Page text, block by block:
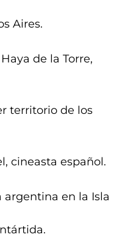
Aires.
de la Torre,
territorio de los
cineasta español.
argentina en la Isla